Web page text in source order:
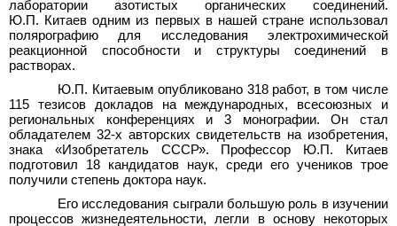
лаборатории азотистых органических соединений.
Ю.П. Китаев одним из первых в нашей стране использовал
полярографию для исследования электрохимической
реакционной способности и структуры соединений в
растворах.
Ю.П. Китаевым опубликовано 318 работ, в том числе
115
тезисов докладов на международных, всесоюзных и
региональных конференциях и 3
монографии. Он стал
обладателем 32-х авторских свидетельств на изобретения,
знака «Изобретатель СССР». Профессор Ю.П. Китаев
подготовил 18 кандидатов наук, среди его учеников трое
получили степень доктора наук.
Его исследования сыграли большую роль в изучении
процессов жизнедеятельности, легли в основу некоторых